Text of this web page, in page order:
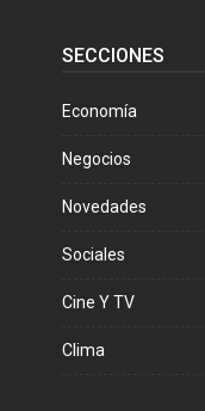
SECCIONES
Economía
Negocios
Novedades
Sociales
Cine Y TV
Clima